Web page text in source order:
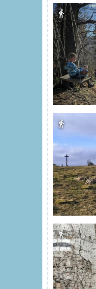
directions_walk
directions_walk
directions_walk